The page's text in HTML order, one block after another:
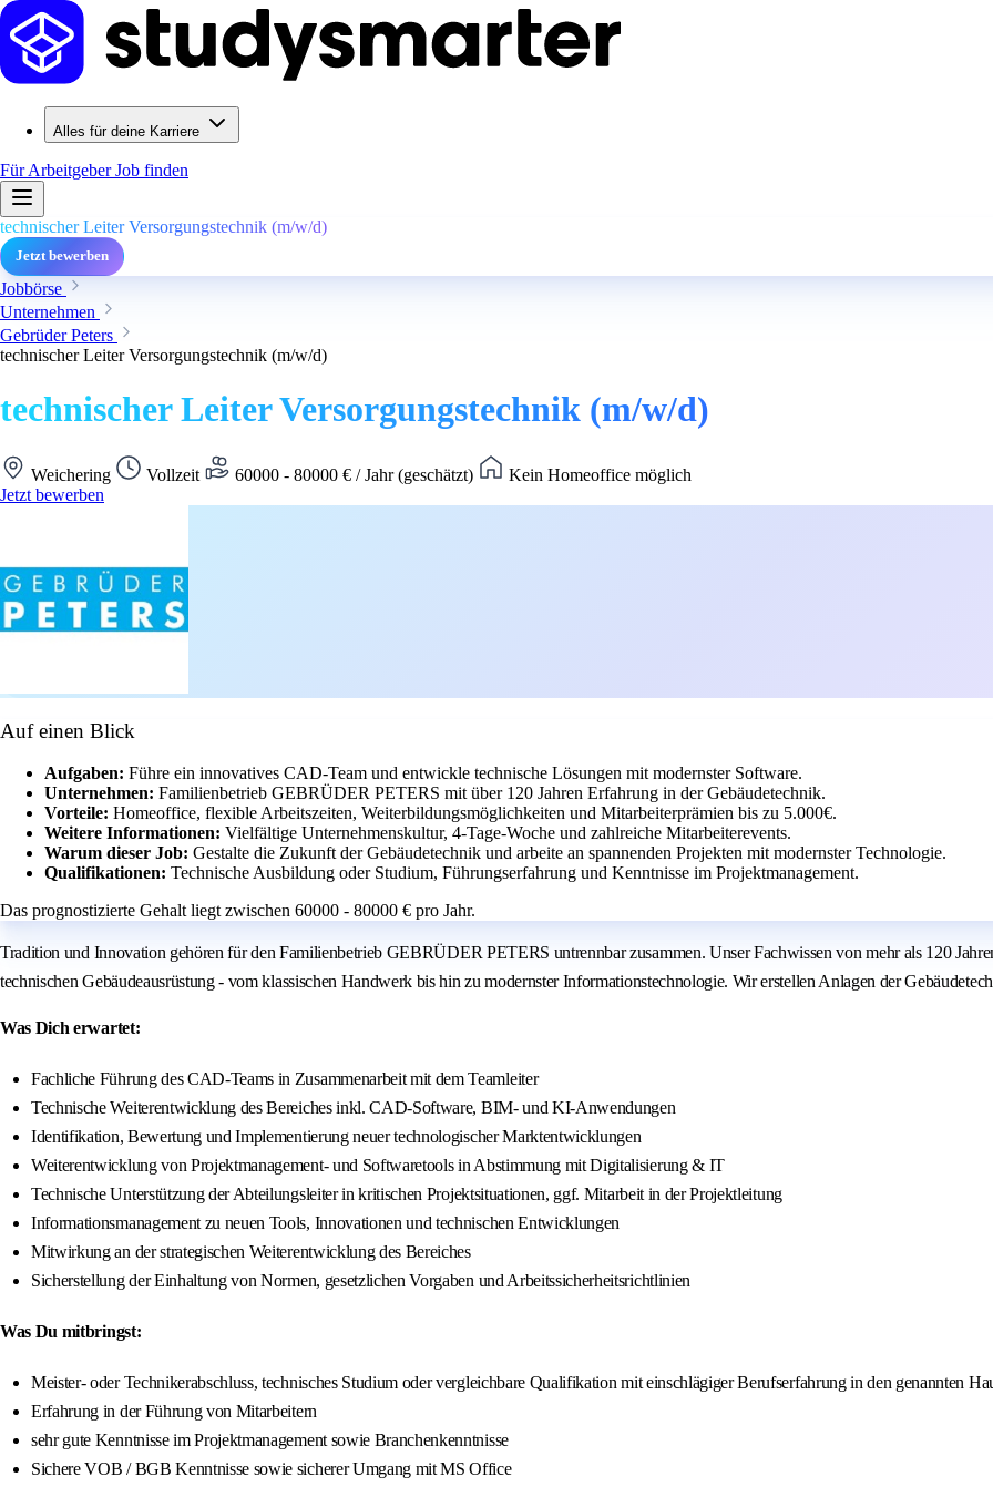
Alles für deine Karriere
Für ArbeitgeberJob finden
technischer Leiter Versorgungstechnik (m/w/d)
Jetzt bewerben
Jobbörse
Unternehmen
Gebrüder Peters
technischer Leiter Versorgungstechnik (m/w/d)
technischer Leiter Versorgungstechnik (m/w/d)
Weichering Vollzeit 60000 - 80000 € / Jahr (geschätzt)
Kein Homeoffice möglich
Jetzt bewerben
Auf einen Blick
Aufgaben: Führe ein innovatives CAD-Team und entwickle technische Lösungen mit modernster Software.
Unternehmen: Familienbetrieb GEBRÜDER PETERS mit über 120 Jahren Erfahrung in der Gebäudetechnik.
Vorteile: Homeoffice, flexible Arbeitszeiten, Weiterbildungsmöglichkeiten und Mitarbeiterprämien bis zu 5.000€.
Weitere Informationen: Vielfältige Unternehmenskultur, 4-Tage-Woche und zahlreiche Mitarbeiterevents.
Warum dieser Job: Gestalte die Zukunft der Gebäudetechnik und arbeite an spannenden Projekten mit modernster Technologie.
Qualifikationen: Technische Ausbildung oder Studium, Führungserfahrung und Kenntnisse im Projektmanagement.
Das prognostizierte Gehalt liegt zwischen 60000 - 80000 € pro Jahr.
Tradition und Innovation gehören für den Familienbetrieb GEBRÜDER PETERS untrennbar zusammen. Unser Fachwissen von mehr als 120
technischen Gebäudeausrüstung - vom klassischen Handwerk bis hin zu modernster Informationstechnologie. Wir erstellen Anlagen der
Was Dich erwartet:
Fachliche Führung des CAD-Teams in Zusammenarbeit mit dem Teamleiter
Technische Weiterentwicklung des Bereiches inkl. CAD-Software, BIM- und KI-Anwendungen
Identifikation, Bewertung und Implementierung neuer technologischer Marktentwicklungen
Weiterentwicklung von Projektmanagement- und Softwaretools in Abstimmung mit Digitalisierung & IT
Technische Unterstützung der Abteilungsleiter in kritischen Projektsituationen, ggf. Mitarbeit in der Projektleitung
Informationsmanagement zu neuen Tools, Innovationen und technischen Entwicklungen
Mitwirkung an der strategischen Weiterentwicklung des Bereiches
Sicherstellung der Einhaltung von Normen, gesetzlichen Vorgaben und Arbeitssicherheitsrichtlinien
Was Du mitbringst:
Meister- oder Technikerabschluss, technisches Studium oder vergleichbare Qualifikation mit einschlägiger Berufserfahrung in den genannten
Erfahrung in der Führung von Mitarbeitern
sehr gute Kenntnisse im Projektmanagement sowie Branchenkenntnisse
Sichere VOB / BGB Kenntnisse sowie sicherer Umgang mit MS Office